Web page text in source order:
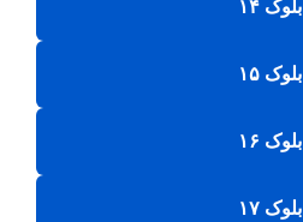
بلوک ۱۴
بلوک ۱۵
بلوک ۱۶
بلوک ۱۷